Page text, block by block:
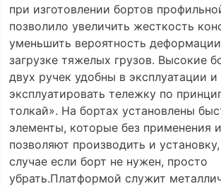
при изготовлении бортов
позволило увеличить жесткость
уменьшить вероятность
загрузке тяжелых грузов. Высокие
двух ручек удобны в эксплуатации
эксплуатировать тележку по
толкай». На бортах установлены
элементы, которые без применения
позволяют производить и
случае если борт не нужен, просто
убрать.Платформой служит